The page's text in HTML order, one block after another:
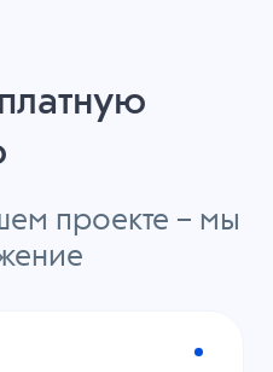
проекте – мы